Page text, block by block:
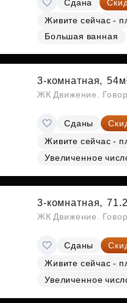
Субсидии
Сдана
Живите сейчас -
Большая ванная
3-комнатная,
ЖК Движение.
Сданы
Живите сейчас -
Увеличенное
3-комнатная,
ЖК Движение.
Сданы
Живите сейчас -
Увеличенное